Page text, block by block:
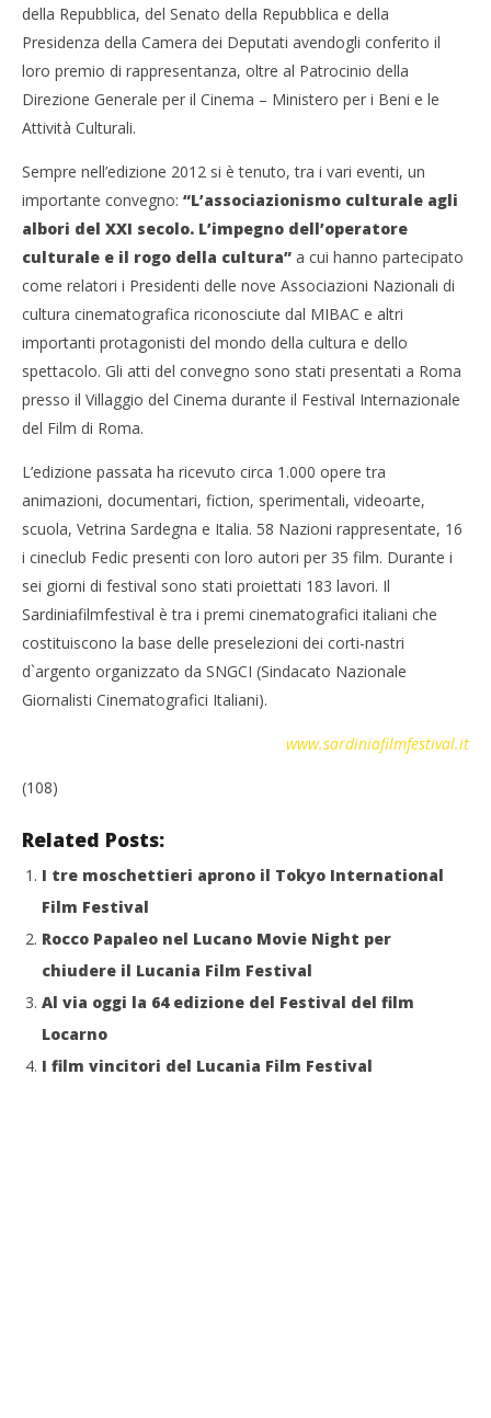
della Repubblica, del Senato della Repubblica e della
Presidenza della Camera dei Deputati avendogli conferito il
loro premio di rappresentanza, oltre al Patrocinio della
Direzione Generale per il Cinema – Ministero per i Beni e le
Attività Culturali.
Sempre nell’edizione 2012 si è tenuto, tra i vari eventi, un
importante convegno: “L’associazionismo culturale agli
albori del XXI secolo. L’impegno dell’operatore
culturale e il rogo della cultura” a cui hanno partecipato
come relatori i Presidenti delle nove Associazioni Nazionali di
cultura cinematografica riconosciute dal MIBAC e altri
importanti protagonisti del mondo della cultura e dello
spettacolo. Gli atti del convegno sono stati presentati a Roma
presso il Villaggio del Cinema durante il Festival Internazionale
del Film di Roma.
L’edizione passata ha ricevuto circa 1.000 opere tra
animazioni, documentari, fiction, sperimentali, videoarte,
scuola, Vetrina Sardegna e Italia. 58 Nazioni rappresentate, 16
i cineclub Fedic presenti con loro autori per 35 film. Durante i
sei giorni di festival sono stati proiettati 183 lavori. Il
Sardiniafilmfestival è tra i premi cinematografici italiani che
costituiscono la base delle preselezioni dei corti-nastri
d`argento organizzato da SNGCI (Sindacato Nazionale
Giornalisti Cinematografici Italiani).
www.sardiniafilmfestival.it
(108)
Related Posts:
I tre moschettieri aprono il Tokyo International
Film Festival
Rocco Papaleo nel Lucano Movie Night per
chiudere il Lucania Film Festival
Al via oggi la 64 edizione del Festival del film
Locarno
I film vincitori del Lucania Film Festival